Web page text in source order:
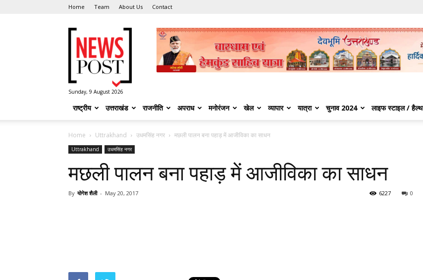
Home Team About Us Contact
Post
Sunday, 9 August 2026
राष्ट्रीय उत्तराखंड राजनीति अपराध मनोरंजन खेल व्यापार यात्रा चुनाव 2024 लाइफ स्टाइल / हैल्थ
Home Uttrakhand उधमसिंह नगर मछली पालन बना पहाड़ में आजीविका का साधन
Uttrakhand उधमसिंह नगर
मछली पालन बना पहाड़ में आजीविका का साधन
By योगेश शैली - May 20, 2017 0
6227